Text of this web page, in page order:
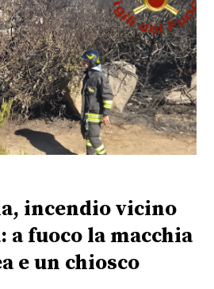
incendio vicino
a fuoco la macchia
e un chiosco